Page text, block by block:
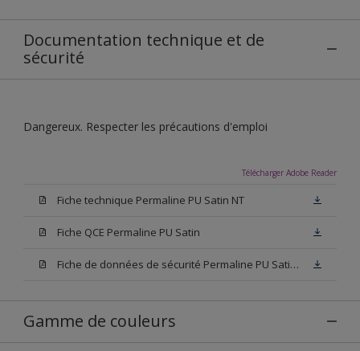
Documentation technique et de
sécurité
Dangereux. Respecter les précautions d'emploi
Télécharger Adobe Reader
Fiche technique Permaline PU Satin NT
Fiche QCE Permaline PU Satin
Fiche de données de sécurité Permaline PU Satin NT
Gamme de couleurs